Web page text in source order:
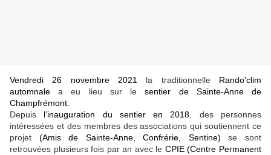
Vendredi 26 novembre 2021 la traditionnelle Rando'clim
automnale a eu lieu sur lesentier de Sainte-Anne de
Champfrémont.
Depuis l’inauguration du sentier en 2018 , des personnes
intéressées et des membres des associations qui soutiennent ce
projet (Amis de Sainte-Anne, Confrérie, Sentine) se sont
retrouvées plusieurs fois par an avec le CPIE (Centre Permanent